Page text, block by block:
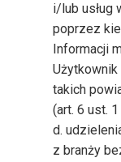
i/lub usług
poprzez
Informacji
Użytkownik
takich
(art. 6 ust. 1
d.
z branży